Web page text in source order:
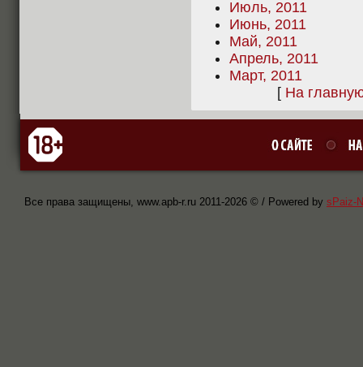
Июль, 2011
Июнь, 2011
Май, 2011
Апрель, 2011
Март, 2011
[ На
Все права защищены, www.apb-r.ru 2011-2026 © / Powered by sPaiz-